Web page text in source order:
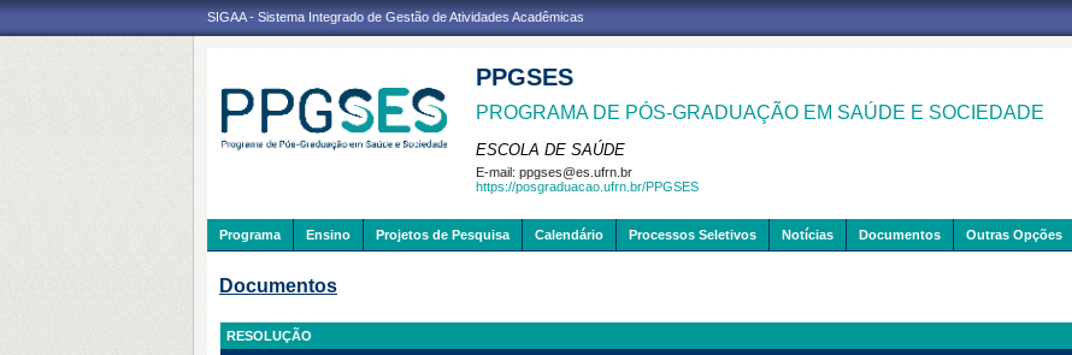
SIGAA - Sistema Integrado de Gestão de Atividades Acadêmicas
PPGSES
PROGRAMA DE PÓS-GRADUAÇÃO EM SAÚDE E SOCIEDADE
ESCOLA DE SAÚDE
E-mail: ppgses@es.ufrn.br
https://posgraduacao.ufrn.br/PPGSES
Programa Ensino Projetos de Pesquisa Calendário Processos Seletivos Notícias Documentos Outras Opções
Documentos
RESOLUÇÃO